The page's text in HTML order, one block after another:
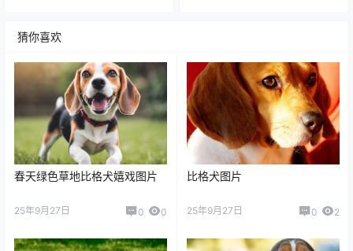
猜你喜欢
春天绿色草地比格犬嬉戏图片
25年9月27日 0 0
比格犬图片
25年9月27日 0 2